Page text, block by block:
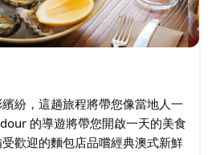
紛，這趟旅程將帶您像當地人一
的導遊將帶您開啟一天的美食
歡迎的麵包店品嚐經典澳式新鮮